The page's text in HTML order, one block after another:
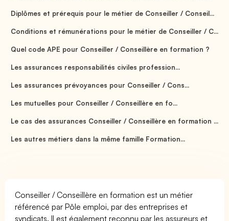
Diplômes et prérequis pour le métier de Conseiller / Conseil...
Conditions et rémunérations pour le métier de Conseiller / C...
Quel code APE pour Conseiller / Conseillère en formation ?
Les assurances responsabilités civiles profession...
Les assurances prévoyances pour Conseiller / Cons...
Les mutuelles pour Conseiller / Conseillère en fo...
Le cas des assurances Conseiller / Conseillère en formation ...
Les autres métiers dans la même famille Formation...
Conseiller / Conseillère en formation est un métier
référencé par Pôle emploi, par des entreprises et
syndicats. Il est également reconnu par les assureurs et